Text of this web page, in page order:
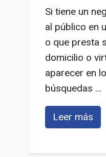
Si tiene un
al público en
o que presta
domicilio o
aparecer en
búsquedas ...
Leer más